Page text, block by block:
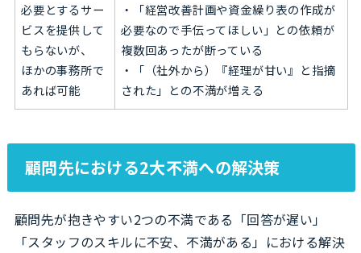
必要とするサー
ビスを提供して
もらないが、
ほかの事務所で
あれば可能
・「経営改善計画や資金繰り表の作成が
必要なので手伝ってほしい」との依頼が
複数回あったが断っている
・「（社外から）『経理が甘い』と指摘
された」との不満が増える
顧問先における2大不満への解決策
顧問先が抱きやすい2つの不満である「回答が遅い」
「スタッフのスキルに不安、不満がある」における解決